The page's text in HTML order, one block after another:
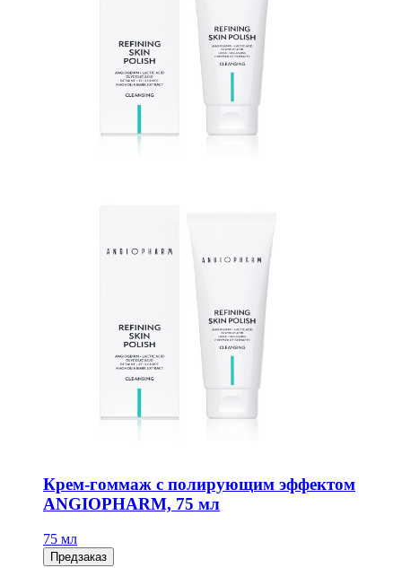
Крем-гоммаж с полирующим эффектом
ANGIOPHARM, 75 мл
75 мл
Предзаказ